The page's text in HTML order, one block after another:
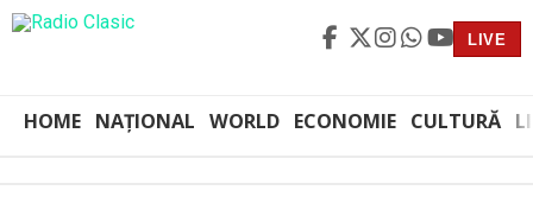
LIVE
HOME NAȚIONAL WORLD ECONOMIE CULTURĂ